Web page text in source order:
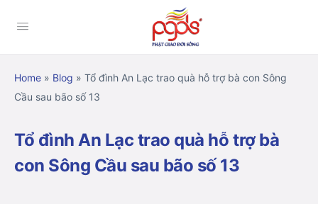
Home » Blog » Tổ đình An Lạc trao quà hỗ trợ bà con Sông
Cầu sau bão số 13
Tổ đình An Lạc trao quà hỗ trợ bà
con Sông Cầu sau bão số 13